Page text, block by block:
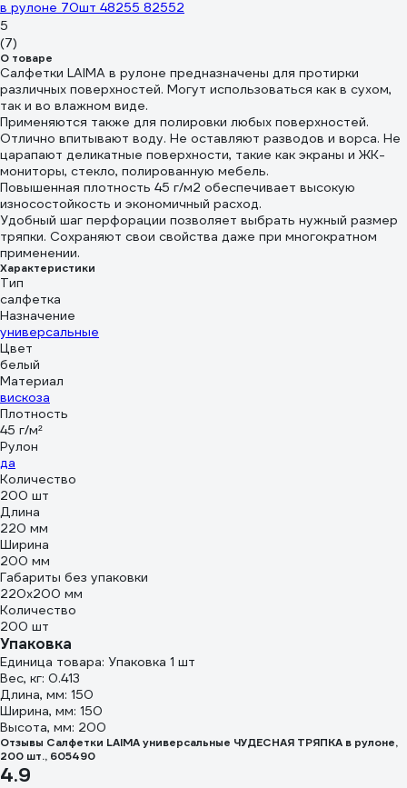
в рулоне 70шт 48255 82552
5
(7)
О товаре
Салфетки LAIMA в рулоне предназначены для протирки
различных поверхностей. Могут использоваться как в сухом,
так и во влажном виде.
Применяются также для полировки любых поверхностей.
Отлично впитывают воду. Не оставляют разводов и ворса. Не
царапают деликатные поверхности, такие как экраны и ЖК-
мониторы, стекло, полированную мебель.
Повышенная плотность 45 г/м2 обеспечивает высокую
износостойкость и экономичный расход.
Удобный шаг перфорации позволяет выбрать нужный размер
тряпки. Сохраняют свои свойства даже при многократном
применении.
Характеристики
Тип
салфетка
Назначение
универсальные
Цвет
белый
Материал
вискоза
Плотность
45 г/м²
Рулон
да
Количество
200 шт
Длина
220 мм
Ширина
200 мм
Габариты без упаковки
220х200 мм
Количество
200 шт
Упаковка
Единица товара: Упаковка 1 шт
Вес, кг: 0.413
Длина, мм: 150
Ширина, мм: 150
Высота, мм: 200
Отзывы Салфетки LAIMA универсальные ЧУДЕСНАЯ ТРЯПКА в рулоне,
200 шт., 605490
4.9